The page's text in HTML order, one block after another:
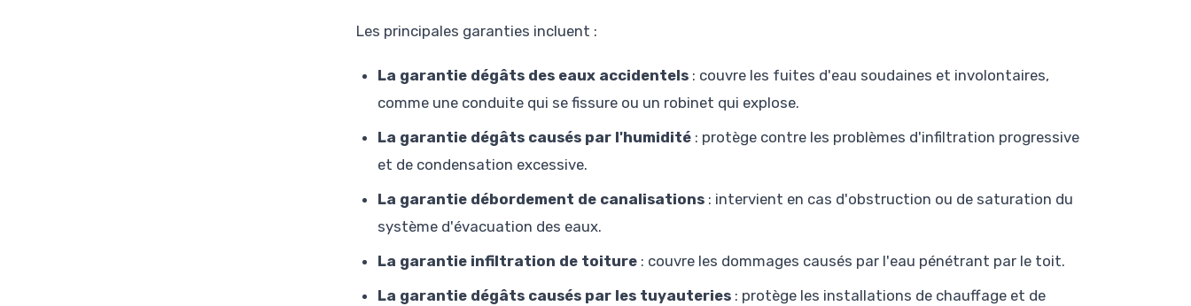
Les principales garanties incluent :
La garantie dégâts des eaux accidentels : couvre les fuites d'eau soudaines et involontaires,
comme une conduite qui se fissure ou un robinet qui explose.
La garantie dégâts causés par l'humidité : protège contre les problèmes d'infiltration progressive
et de condensation excessive.
La garantie débordement de canalisations : intervient en cas d'obstruction ou de saturation du
système d'évacuation des eaux.
La garantie infiltration de toiture : couvre les dommages causés par l'eau pénétrant par le toit.
La garantie dégâts causés par les tuyauteries : protège les installations de chauffage et de